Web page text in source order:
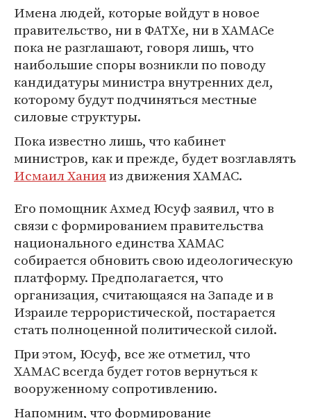
Имена людей, которые войдут в новое
правительство, ни в ФАТХе, ни в ХАМАСе
пока не разглашают, говоря лишь, что
наибольшие споры возникли по поводу
кандидатуры министра внутренних дел,
которому будут подчиняться местные
силовые структуры.
Пока известно лишь, что кабинет
министров, как и прежде, будет возглавлять
Исмаил Ханияиз движения ХАМАС.
Его помощник Ахмед Юсуф заявил, что в
связи с формированием правительства
национального единства ХАМАС
собирается обновить свою идеологическую
платформу. Предполагается, что
организация, считающаяся на Западе и в
Израиле террористической, постарается
стать полноценной политической силой.
При этом, Юсуф, все же отметил, что
ХАМАС всегда будет готов вернуться к
вооруженному сопротивлению.
Напомним, что формирование